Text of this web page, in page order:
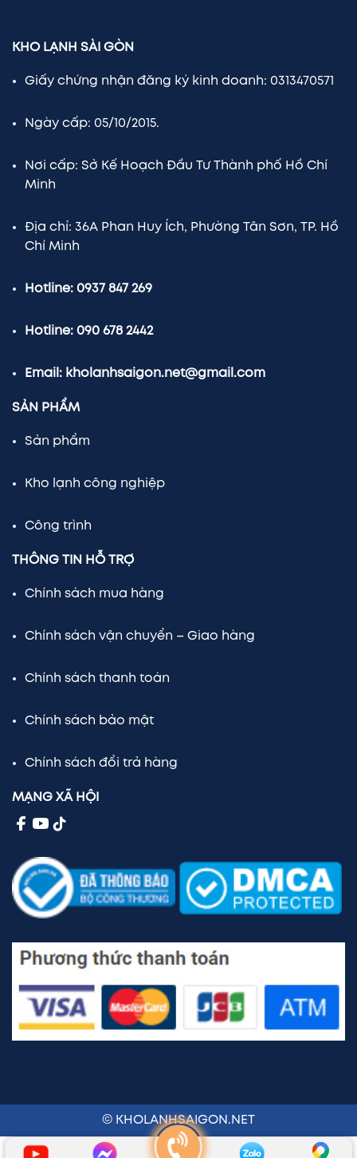
KHO LẠNH SÀI GÒN
Giấy chứng nhận đăng ký kinh doanh: 0313470571
Ngày cấp: 05/10/2015.
Nơi cấp: Sở Kế Hoạch Đầu Tư Thành phố Hồ Chí
Minh
Địa chỉ: 36A Phan Huy Ích, Phường Tân Sơn, TP. Hồ
Chí Minh
Hotline: 0937 847 269
Hotline: 090 678 2442
Email: kholanhsaigon.net@gmail.com
SẢN PHẨM
Sản phẩm
Kho lạnh công nghiệp
Công trình
THÔNG TIN HỖ TRỢ
Chính sách mua hàng
Chính sách vận chuyển – Giao hàng
Chính sách thanh toán
Chính sách bảo mật
Chính sách đổi trả hàng
MẠNG XÃ HỘI
© KHOLANHSAIGON.NET